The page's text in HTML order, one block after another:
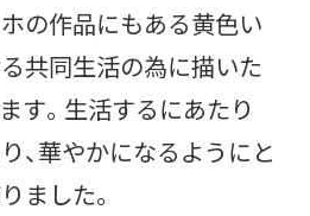
の作品にもある黄色い
共同生活の為に描いた
す。生活するにあたり
、華やかになるようにと
ました。